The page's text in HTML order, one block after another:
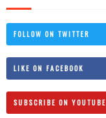
FOLLOW ON TWITTER
LIKE ON FACEBOOK
SUBSCRIBE ON YOUTUBE